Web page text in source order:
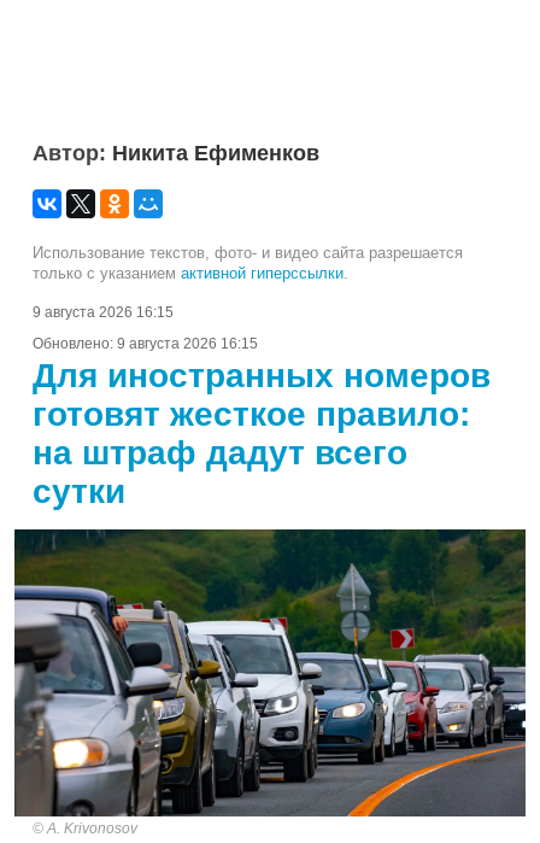
Автор: Никита Ефименков
Использование текстов, фото- и видео сайта разрешается
только с указанием активной гиперссылки
9 августа 2026 16:15
Обновлено: 9 августа 2026 16:15
Для иностранных номеров
готовят жесткое правило:
на штраф дадут всего
сутки
A. Krivonosov